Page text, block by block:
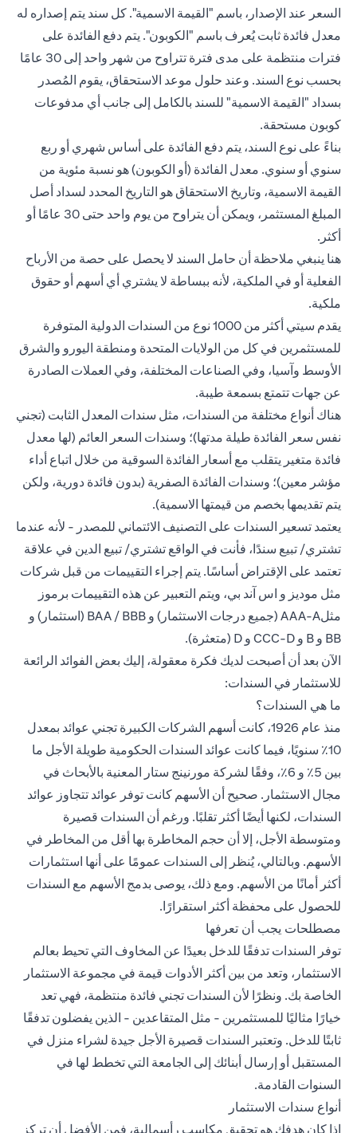
السعر عند الإصدار، باسم "القيمة الاسمية". كل سند يتم إصداره له
معدل فائدة ثابت يُعرف باسم "الكوبون". يتم دفع الفائدة على
فترات منتظمة على مدى فترة تتراوح من شهر واحد إلى 30 عامًا
بحسب نوع السند. وعند حلول موعد الاستحقاق، يقوم المُصدر
بسداد "القيمة الاسمية" للسند بالكامل إلى جانب أي مدفوعات
كوبون مستحقة.
بناءً على نوع السند، يتم دفع الفائدة على أساس شهري أو ربع
سنوي أو سنوي. معدل الفائدة (أو الكوبون) هو نسبة مئوية من
القيمة الاسمية، وتاريخ الاستحقاق هو التاريخ المحدد لسداد أصل
المبلغ المستثمر، ويمكن أن يتراوح من يوم واحد حتى 30 عامًا أو
أكثر.
هنا ينبغي ملاحظة أن حامل السند لا يحصل على حصة من الأرباح
الفعلية أو في الملكية، لأنه ببساطة لا يشتري أي أسهم أو حقوق
ملكية.
يقدم سيتي أكثر من 1000 نوع من السندات الدولية المتوفرة
للمستثمرين في كل من الولايات المتحدة ومنطقة اليورو والشرق
الأوسط وآسيا، وفي الصناعات المختلفة، وفي العملات الصادرة
عن جهات تتمتع بسمعة طيبة.
هناك أنواع مختلفة من السندات، مثل سندات المعدل الثابت (تجني
نفس سعر الفائدة طيلة مدتها)؛ وسندات السعر العائم (لها معدل
فائدة متغير يتقلب مع أسعار الفائدة السوقية من خلال اتباع أداء
مؤشر معين)؛ وسندات الفائدة الصفرية (بدون فائدة دورية، ولكن
يتم تقديمها بخصم من قيمتها الاسمية).
يعتمد تسعير السندات على التصنيف الائتماني للمصدر - لأنه عندما
تشتري/ تبيع سندًا، فأنت في الواقع تشتري/ تبيع الدين في علاقة
تعتمد على الإقتراض أساسًا. يتم إجراء التقييمات من قبل شركات
مثل موديز و اس آند بي، ويتم التعبير عن هذه التقييمات برموز
مثلAAA-A (جميع درجات الاستثمار) و BAA / BBB (استثمار) و
BB و B و CCC-D و D (متعثرة).
الآن بعد أن أصبحت لديك فكرة معقولة، إليك بعض الفوائد الرائعة
للاستثمار في السندات:
ما هي السندات؟
منذ عام 1926، كانت أسهم الشركات الكبيرة تجني عوائد بمعدل
10٪ سنويًا، فيما كانت عوائد السندات الحكومية طويلة الأجل ما
بين 5٪ و 6٪، وفقًا لشركة مورنينج ستار المعنية بالأبحاث في
مجال الاستثمار. صحيح أن الأسهم كانت توفر عوائد تتجاوز عوائد
السندات، لكنها أيضًا أكثر تقلبًا. ورغم أن السندات قصيرة
ومتوسطة الأجل، إلا أن حجم المخاطرة بها أقل من المخاطر في
الأسهم. وبالتالي، يُنظر إلى السندات عمومًا على أنها استثمارات
أكثر أمانًا من الأسهم. ومع ذلك، يوصى بدمج الأسهم مع السندات
للحصول على محفظة أكثر استقرارًا.
مصطلحات يجب أن تعرفها
توفر السندات تدفقًا للدخل بعيدًا عن المخاوف التي تحيط بعالم
الاستثمار، وتعد من بين أكثر الأدوات قيمة في مجموعة الاستثمار
الخاصة بك. ونظرًا لأن السندات تجني فائدة منتظمة، فهي تعد
خيارًا مثاليًا للمستثمرين - مثل المتقاعدين - الذين يفضلون تدفقًا
ثابتًا للدخل. وتعتبر السندات قصيرة الأجل جيدة لشراء منزل في
المستقبل أو إرسال أبنائك إلى الجامعة التي تخطط لها في
السنوات القادمة.
أنواع سندات الاستثمار
إذا كان هدفك هو تحقيق مكاسب رأسمالية، فمن الأفضل أن تركز